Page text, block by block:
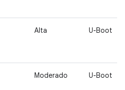
Alta U-Boot
Moderado U-Boot